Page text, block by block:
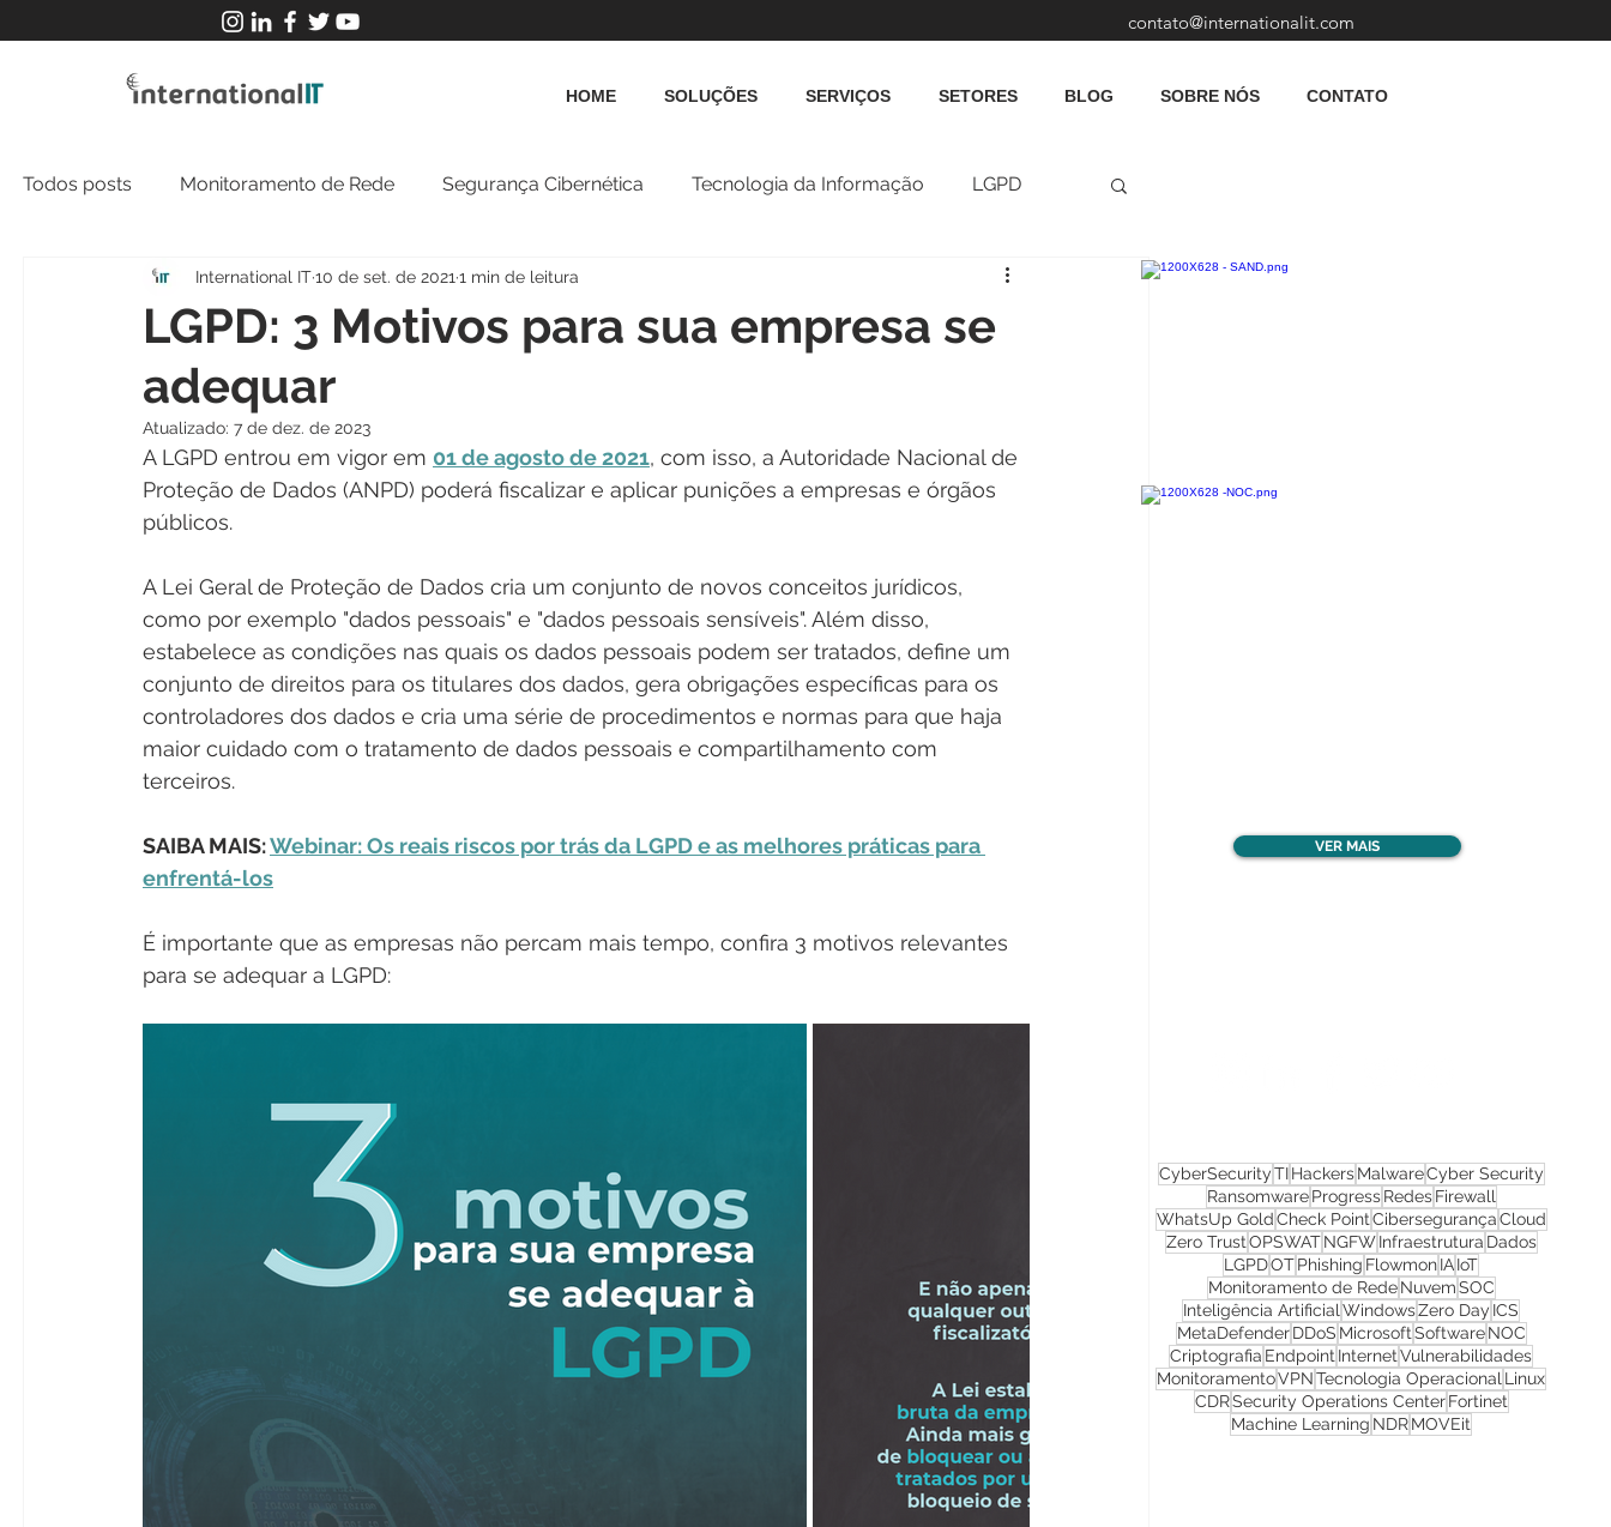
contato@internationalit.com
HOME SOLUÇÕES SERVIÇOS SETORES BLOG SOBRE NÓS CONTATO
Todos posts Monitoramento de Rede Segurança Cibernética Tecnologia da Informação LGPD
NOC Tecnologia Operacional
LGPD: 3 Motivos para sua empresa se
adequar
International IT10 de set. de 2021 1 min de leitura
Atualizado: 7 de dez. de 2023
A LGPD entrou em vigor em 01 de agosto de 2021, com isso, a Autoridade Nacional de
Proteção de Dados (ANPD) poderá fiscalizar e aplicar punições a empresas e órgãos
públicos.
A Lei Geral de Proteção de Dados cria um conjunto de novos conceitos jurídicos,
como por exemplo "dados pessoais" e "dados pessoais sensíveis". Além disso,
estabelece as condições nas quais os dados pessoais podem ser tratados, define um
conjunto de direitos para os titulares dos dados, gera obrigações específicas para os
controladores dos dados e cria uma série de procedimentos e normas para que haja
maior cuidado com o tratamento de dados pessoais e compartilhamento com
terceiros.
SAIBA MAIS: Webinar: Os reais riscos por trás da LGPD e as melhores práticas para
enfrentá-los
É importante que as empresas não percam mais tempo, confira 3 motivos relevantes
para se adequar a LGPD:
CyberSecurityTI Hackers MalwareCyber Security
Ransomware Progress Redes Firewall
WhatsUp GoldCheck PointCibersegurançaCloud
Zero TrustOPSWAT NGFW Infraestrutura Dados
LGPDOTPhishing FlowmonIAIoT
Monitoramento de Rede NuvemSOC
Inteligência Artificial WindowsZero Day ICS
MetaDefender DDoS MicrosoftSoftware NOC
Criptografia Endpoint InternetVulnerabilidades
MonitoramentoVPNTecnologia Operacional Linux
CDRSecurity Operations Center Fortinet
Machine Learning NDRMOVEit
VER MAIS